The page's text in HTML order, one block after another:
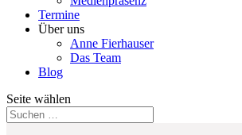
Termine
Über uns
Anne Fierhauser
Das Team
Blog
Seite wählen